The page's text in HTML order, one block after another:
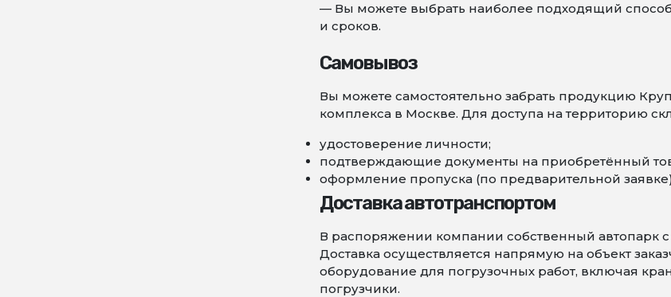
— Вы можете выбрать наиболее подходящий
и сроков.
Самовывоз
Вы можете самостоятельно забрать продукцию
комплекса в Москве. Для доступа на территорию
удостоверение личности;
подтверждающие документы на приобретённый
оформление пропуска (по предварительной
Доставка автотранспортом
В распоряжении компании собственный автопарк
Доставка осуществляется напрямую на объект
оборудование для погрузочных работ, включая
погрузчики.